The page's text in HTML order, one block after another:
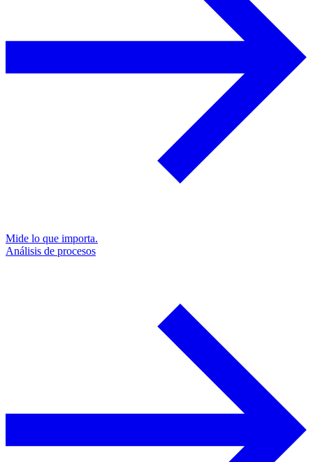
Mide lo que importa.
Análisis de procesos